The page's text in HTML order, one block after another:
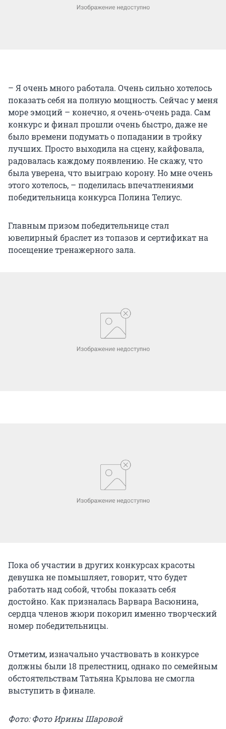
– Я очень много работала. Очень сильно хотелось
показать себя на полную мощность. Сейчас у меня
море эмоций – конечно, я очень-очень рада. Сам
конкурс и финал прошли очень быстро, даже не
было времени подумать о попадании в тройку
лучших. Просто выходила на сцену, кайфовала,
радовалась каждому появлению. Не скажу, что
была уверена, что выиграю корону. Но мне очень
этого хотелось, – поделилась впечатлениями
победительница конкурса Полина Телиус.
Главным призом победительнице стал
ювелирный браслет из топазов и сертификат на
посещение тренажерного зала.
Пока об участии в других конкурсах красоты
девушка не помышляет, говорит, что будет
работать над собой, чтобы показать себя
достойно. Как призналась Варвара Васюнина,
сердца членов жюри покорил именно творческий
номер победительницы.
Отметим, изначально участвовать в конкурсе
должны были 18 прелестниц, однако по семейным
обстоятельствам Татьяна Крылова не смогла
выступить в финале.
Фото: Фото Ирины Шаровой